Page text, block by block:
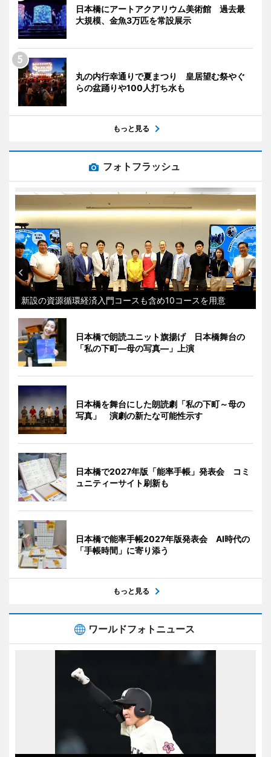
日本橋にアートアクアリウム美術館 過去最
大規模、金魚3万匹を常設展示
丸の内行幸通りで夏まつり 皇居望む祭やぐ
らの盆踊りや100人打ち水も
もっと見る
フォトフラッシュ
新設の資源循環経済入門コースも含め10コースを用意
日本橋で朗読ユニット旗揚げ 日本橋舞台の
「私の下町―母の写真―」上演
日本橋を舞台にした朗読劇「私の下町～母の
写真」 演劇の新たな可能性示す
日本橋で2027年版「能率手帳」発表会 コミ
ュニティーサイト刷新も
日本橋で能率手帳2027年版発表会 AI時代の
「手帳時間」に寄り添う
もっと見る
ワールドフォトニュース